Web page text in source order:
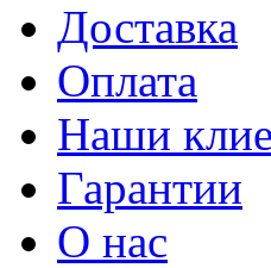
Доставка
Оплата
Наши
Гарантии
О нас